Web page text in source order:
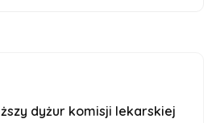
dyżur komisji lekarskiej